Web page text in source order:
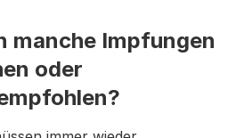
manche Impfungen
oder